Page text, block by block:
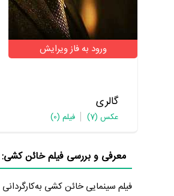
ورود به فاز ویرایش
گالری
عکس (7) فیلم (0)
معرفی و بررسی فیلم خائن کشی:
فیلم سینمایی خائن کشی به‌کارگردانی